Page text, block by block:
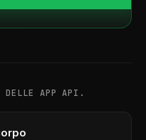
DELLE APP API.